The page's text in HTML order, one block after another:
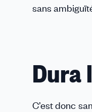
sans
Dura
C’est donc